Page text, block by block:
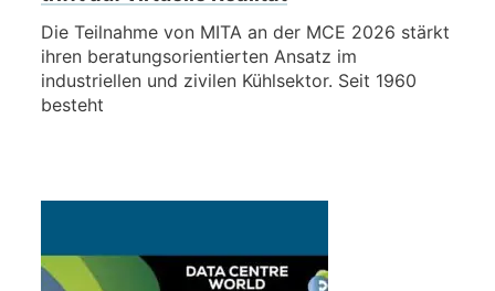
Die Teilnahme von MITA an der MCE 2026 stärkt
ihren beratungsorientierten Ansatz im
industriellen und zivilen Kühlsektor. Seit 1960
besteht